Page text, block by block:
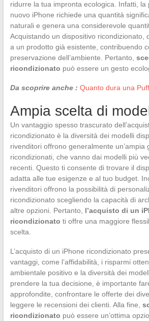
ridurre la tua impronta ecologica. Infatti, la
nuovo iPhone richiede una quantità
naturali e genera una considerevole
Acquistando un dispositivo ricondizionato,
a un prodotto già esistente, contribuendo
preservazione dell’ambiente. Pertanto,
ricondizionato può essere un gesto
Da scoprire anche : Quanto dura una
Ampia scelta di
Un vantaggio spesso trascurato
ricondizionato è la diversità dei modelli
rivenditori offrono generalmente un’ampia
ricondizionati, che vanno dai modelli più
recenti. Questo ti consente di trovare il
adatta alle tue esigenze e al tuo budget.
rivenditori offrono la possibilità di
ricondizionato scegliendo la capacità di
altre opzioni. Pertanto, l’acquisto di un
ricondizionato ti offre una maggiore
scelta.
L’acquisto di un iPhone ricondizionato
vantaggi, come l’affidabilità, i risparmi
ambientale positivo e la diversità dei
prendere la tua decisione, è importante
approfondite, confrontare le offerte dei
leggere le recensioni dei clienti. Alla fine,
ricondizionato può essere un’ottima